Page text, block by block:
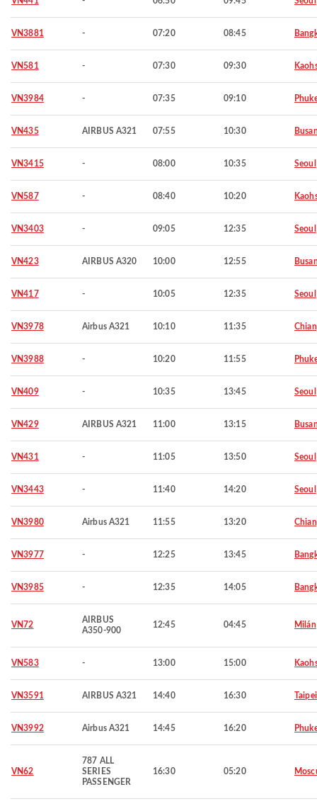
VN3881 - 07:20 08:45
VN581 - 07:30 09:30
VN3984 - 07:35 09:10
VN435 AIRBUS A321 07:55 10:30
VN3415 - 08:00 10:35 Seoul
VN587 - 08:40 10:20
VN3403 - 09:05 12:35 Seoul
VN423 AIRBUS A320 10:00 12:55
VN417 - 10:05 12:35 Seoul
VN3978 Airbus A321 10:10 11:35
VN3988 - 10:20 11:55
VN409 - 10:35 13:45 Seoul
VN429 AIRBUS A321 11:00 13:15
VN431 - 11:05 13:50 Seoul
VN3443 - 11:40 14:20 Seoul
VN3980 Airbus A321 11:55 13:20
VN3977 - 12:25 13:45
VN3985 - 12:35 14:05
VN72
AIRBUS
A350-900
12:45 04:45 Milán
VN583 - 13:00 15:00
VN3591 AIRBUS A321 14:40 16:30 Taipei
VN3992 Airbus A321 14:45 16:20
VN62
787 ALL
SERIES
PASSENGER
16:30 05:20